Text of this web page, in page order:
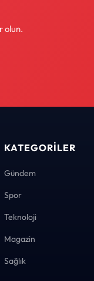
olun.
KATEGORILER
Gündem
Spor
Teknoloji
Magazin
Sağlık